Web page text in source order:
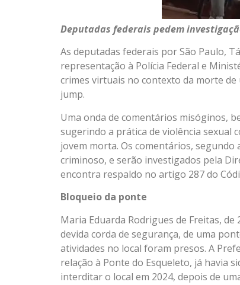
Deputadas federais pedem
As deputadas federais por São Paulo,
representação à Polícia Federal e
crimes virtuais no contexto da morte
jump.
Uma onda de comentários misóginos,
sugerindo a prática de violência sexual
jovem morta. Os comentários,
criminoso, e serão investigados pela
encontra respaldo no artigo 287 do
Bloqueio da ponte
Maria Eduarda Rodrigues de Freitas,
devida corda de segurança, de uma
atividades no local foram presos. A
relação à Ponte do Esqueleto, já havia
interditar o local em 2024, depois de